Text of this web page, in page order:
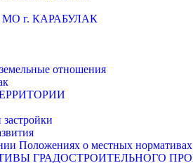
г. КАРАБУЛАК
отношения
Положениях о местных
ГРАДОСТРОИТЕЛЬНОГО